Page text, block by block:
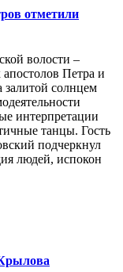
отметили
волости –
Петра и
солнцем
интерпретации
танцы. Гость
подчеркнул
людей, испокон